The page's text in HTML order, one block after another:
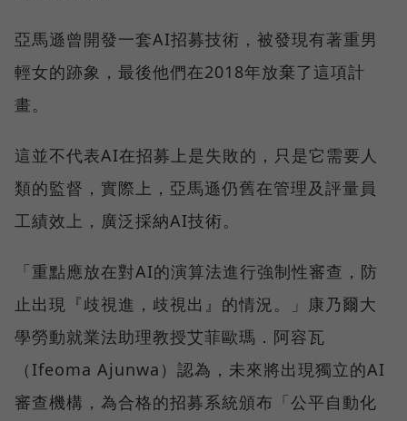
亞馬遜曾開發一套AI招募技術，被發現有著重男
輕女的跡象，最後他們在2018年放棄了這項計
畫。
這並不代表AI在招募上是失敗的，只是它需要人
類的監督，實際上，亞馬遜仍舊在管理及評量員
工績效上，廣泛採納AI技術。
「重點應放在對AI的演算法進行強制性審查，防
止出現『歧視進，歧視出』的情況。」康乃爾大
學勞動就業法助理教授艾菲歐瑪．阿容瓦
（Ifeoma Ajunwa）認為，未來將出現獨立的AI
審查機構，為合格的招募系統頒布「公平自動化